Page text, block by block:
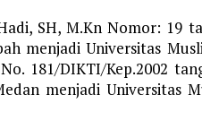
SH, M.Kn Nomor: 19
menjadi Universitas
181/DIKTI/Kep.2002
menjadi Universitas